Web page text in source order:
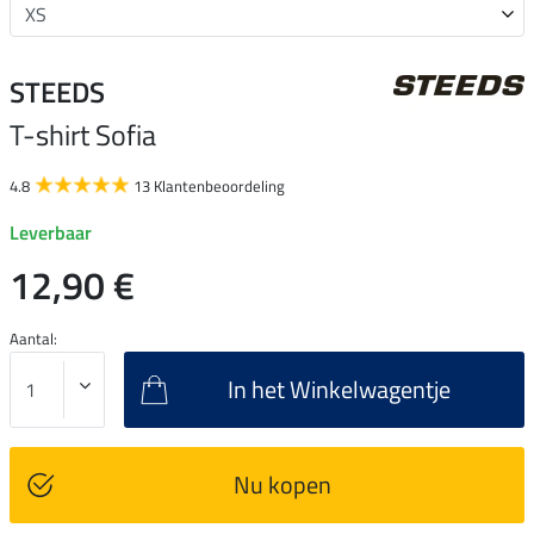
STEEDS
T-shirt Sofia
4.8 13 Klantenbeoordeling
Leverbaar
12,90 €
Aantal:
In het Winkelwagentje
Nu kopen